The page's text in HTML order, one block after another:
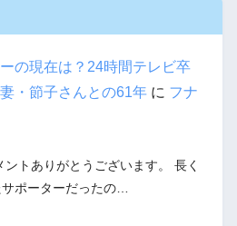
の現在は？24時間テレビ卒
・節子さんとの61年に フナ
ントありがとうございます。 長く
ポーターだったの…